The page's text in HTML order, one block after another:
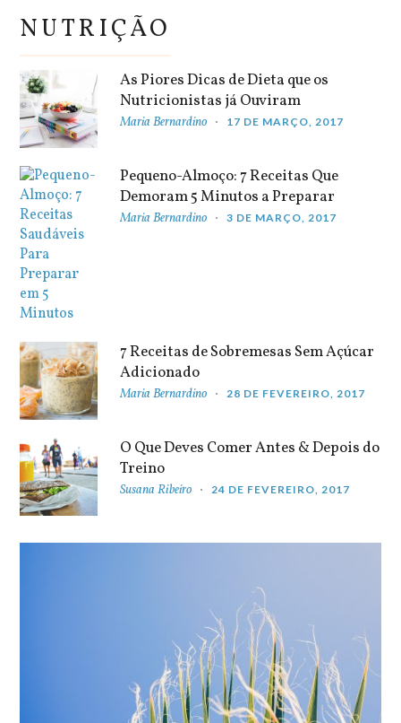
NUTRIÇÃO
As Piores Dicas de Dieta que os
Nutricionistas já Ouviram
Maria Bernardino 17 DE MARÇO, 2017
Pequeno-Almoço: 7 Receitas Que
Demoram 5 Minutos a Preparar
Maria Bernardino 3 DE MARÇO, 2017
7 Receitas de Sobremesas Sem Açúcar
Adicionado
Maria Bernardino 28 DE FEVEREIRO, 2017
O Que Deves Comer Antes & Depois do
Treino
Susana Ribeiro 24 DE FEVEREIRO, 2017